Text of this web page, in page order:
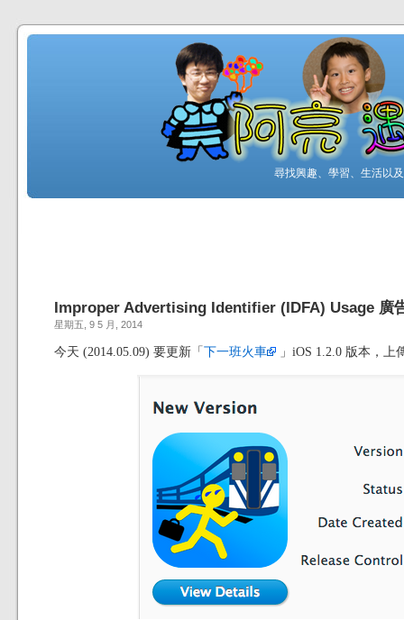
尋找興趣、學習、生活以
Improper Advertising Identifier (IDFA) Usage 廣
星期五, 9 5 月, 2014
今天 (2014.05.09) 要更新「下一班火車 」iOS 1.2.0 版本，